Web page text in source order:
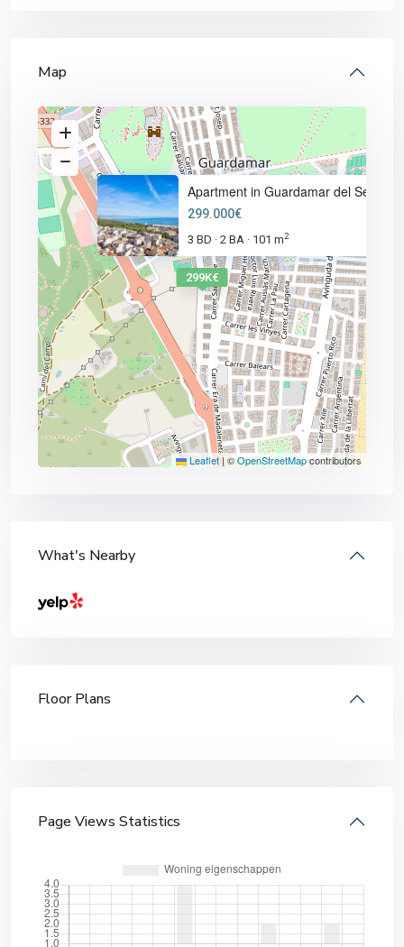
Map
299K€
Apartment in Guardamar del Seg
299.000€
3 BD · 2 BA · 101 m2
Leaflet |©OpenStreetMapcontributors
What's Nearby
Floor Plans
Page Views Statistics